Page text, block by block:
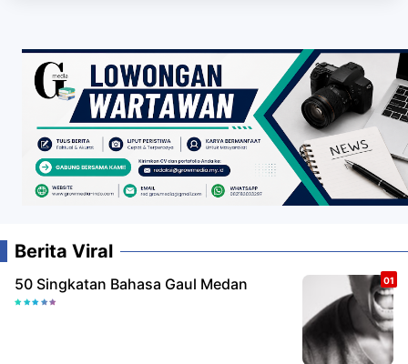
Berita Viral
50 Singkatan Bahasa Gaul Medan